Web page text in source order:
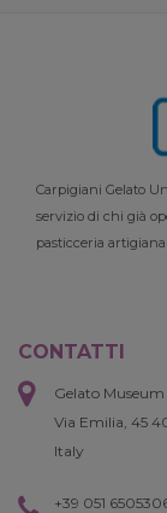
Carpigiani Gelato
servizio di chi già
pasticceria
CONTATTI
Gelato
Via Emilia, 45
Italy
+39 051